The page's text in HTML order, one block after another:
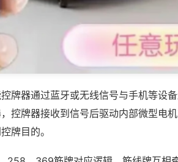
牌器通过蓝牙或无线信号与手机等设
控牌器接收到信号后驱动内部微型电
牌目的。